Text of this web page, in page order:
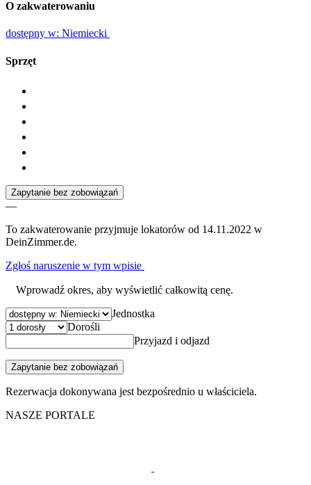
O zakwaterowaniu
dostępny w: Niemiecki
Sprzęt
Zapytanie bez zobowiązań
—
To zakwaterowanie przyjmuje lokatorów od 14.11.2022 w
DeinZimmer.de.
Zgłoś naruszenie w tym wpisie
Wprowadź okres, aby wyświetlić całkowitą cenę.
Jednostka
Dorośli
Przyjazd i odjazd
Zapytanie bez zobowiązań
Rezerwacja dokonywana jest bezpośrednio u właściciela.
NASZE PORTALE